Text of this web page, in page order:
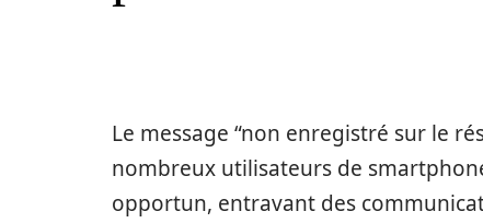
Le message “non enregistré sur le
nombreux utilisateurs de
opportun, entravant des